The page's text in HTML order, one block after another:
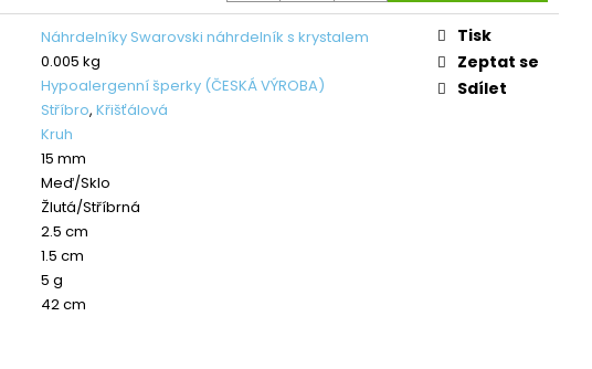
Náhrdelníky Swarovski náhrdelník s krystalem
0.005 kg
Hypoalergenní šperky (ČESKÁ VÝROBA)
Stříbro, Křišťálová
Kruh
15 mm
Meď/Sklo
Žlutá/Stříbrná
2.5 cm
1.5 cm
5 g
42 cm
Tisk
Zeptat se
Sdílet